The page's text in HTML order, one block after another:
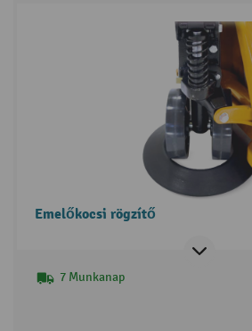
Emelőkocsi rögzítő
7 Munkanap